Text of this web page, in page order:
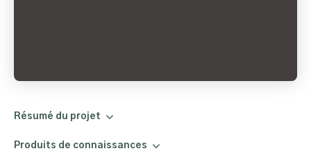
Résumé du projet
Produits de connaissances